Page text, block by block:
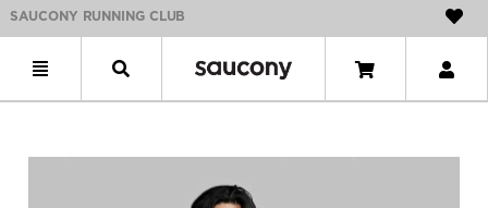
SAUCONY RUNNING CLUB